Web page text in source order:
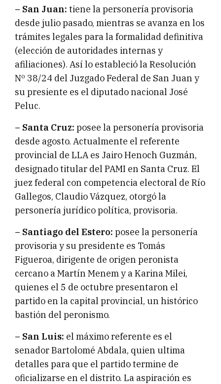
– San Juan: tiene la personería provisoria
desde julio pasado, mientras se avanza en los
trámites legales para la formalidad definitiva
(elección de autoridades internas y
afiliaciones). Así lo estableció la Resolución
Nº 38/24 del Juzgado Federal de San Juan y
su presiente es el diputado nacional José
Peluc.
– Santa Cruz: posee la personería provisoria
desde agosto. Actualmente el referente
provincial de LLA es Jairo Henoch Guzmán,
designado titular del PAMI en Santa Cruz. El
juez federal con competencia electoral de Río
Gallegos, Claudio Vázquez, otorgó la
personería jurídico política, provisoria.
– Santiago del Estero: posee la personería
provisoria y su presidente es Tomás
Figueroa, dirigente de origen peronista
cercano a Martín Menem y a Karina Milei,
quienes el 5 de octubre presentaron el
partido en la capital provincial, un histórico
bastión del peronismo.
– San Luis: el máximo referente es el
senador Bartolomé Abdala, quien ultima
detalles para que el partido termine de
oficializarse en el distrito. La aspiración es